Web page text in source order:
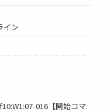
イン
016【開始コマ: